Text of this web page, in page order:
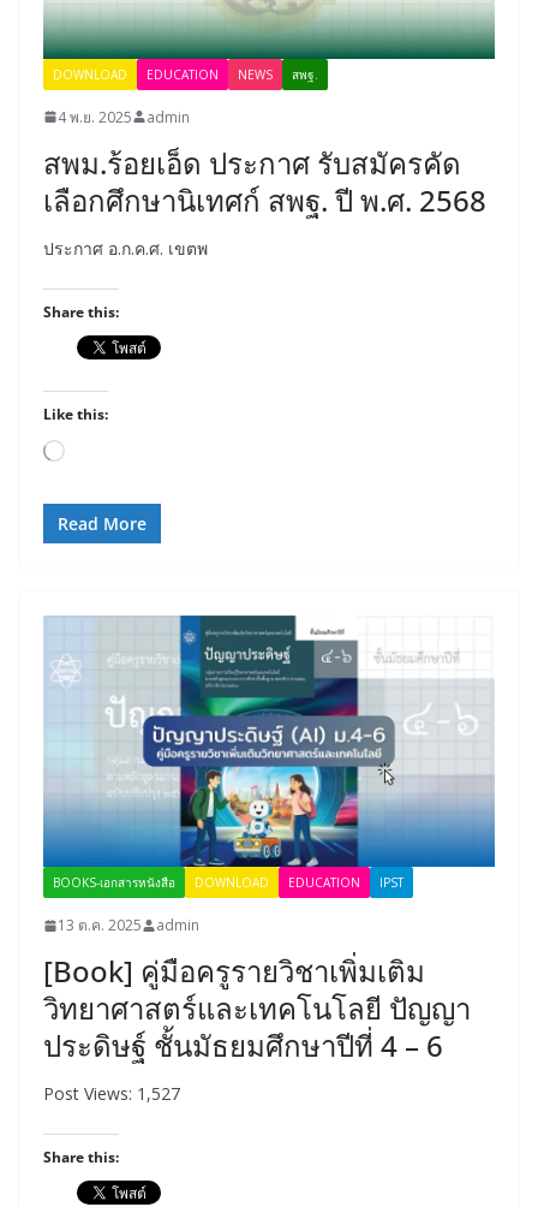
DOWNLOAD EDUCATION NEWS สพฐ.
4 พ.ย. 2025 admin
สพม.ร้อยเอ็ด ประกาศ รับสมัครคัด
เลือกศึกษานิเทศก์ สพฐ. ปี พ.ศ. 2568
ประกาศ อ.ก.ค.ศ. เขตพ
Share this:
Like this:
Loading…
Read More
BOOKS-เอกสารหนังสือ DOWNLOAD EDUCATION IPST
13 ต.ค. 2025 admin
[Book] คู่มือครูรายวิชาเพิ่มเติม
วิทยาศาสตร์และเทคโนโลยี ปัญญา
ประดิษฐ์ ชั้นมัธยมศึกษาปีที่ 4 – 6
Post Views: 1,527
Share this: